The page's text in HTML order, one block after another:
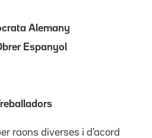
Alemany
Espanyol
raons diverses i d'acord